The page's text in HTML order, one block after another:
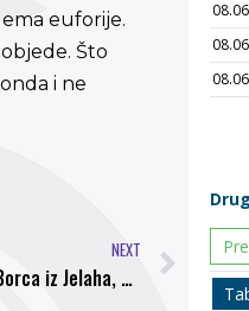
euforije.
Što
i ne
NEXT
Kadeti NK Bosna u utorak protiv Borca iz Jelaha, pobjeda znači Play Off